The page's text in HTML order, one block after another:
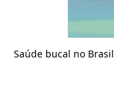
Saúde bucal no